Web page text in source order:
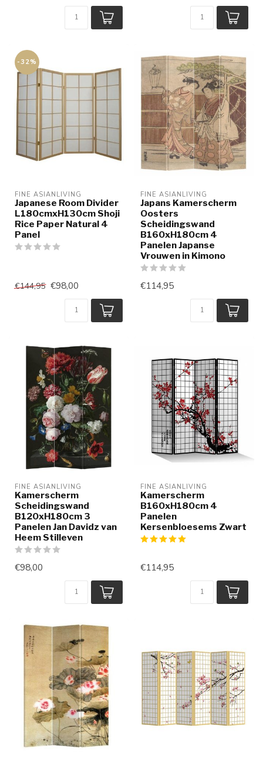
-32%
FINE ASIANLIVING
Japanese Room Divider
L180cmxH130cm Shoji
Rice Paper Natural 4
Panel
€144,95 €98,00
FINE ASIANLIVING
Japans Kamerscherm
Oosters
Scheidingswand
B160xH180cm 4
Panelen Japanse
Vrouwen in Kimono
€114,95
FINE ASIANLIVING
Kamerscherm
Scheidingswand
B120xH180cm 3
Panelen Jan Davidz van
Heem Stilleven
€98,00
FINE ASIANLIVING
Kamerscherm
B160xH180cm 4
Panelen
Kersenbloesems Zwart
€114,95